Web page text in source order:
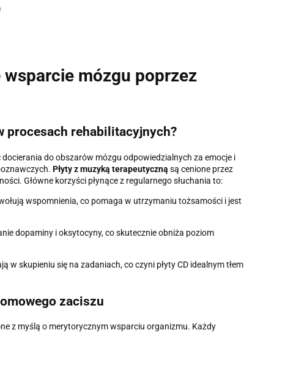
mózgu poprzez
procesach rehabilitacyjnych?
do obszarów mózgu odpowiedzialnych za emocje i
Płyty z muzyką terapeutyczną są cenione przez
Główne korzyści płynące z regularnego słuchania to:
wspomnienia, co pomaga w utrzymaniu tożsamości i jest
dopaminy i oksytocyny, co skutecznie obniża poziom
w skupieniu się na zadaniach, co czyni płyty CD idealnym tłem
zaciszu
z myślą o merytorycznym wsparciu organizmu. Każdy